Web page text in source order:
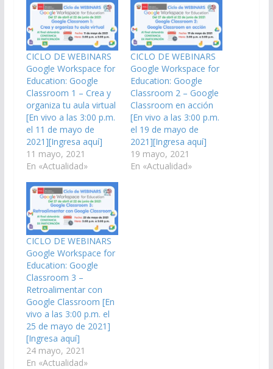
CICLO DE WEBINARS
Google Workspace for
Education: Google
Classroom 1 – Crea y
organiza tu aula virtual
[En vivo a las 3:00 p.m.
el 11 de mayo de
2021][Ingresa aquí]
11 mayo, 2021
En «Actualidad»
CICLO DE WEBINARS
Google Workspace for
Education: Google
Classroom 2 – Google
Classroom en acción
[En vivo a las 3:00 p.m.
el 19 de mayo de
2021][Ingresa aquí]
19 mayo, 2021
En «Actualidad»
CICLO DE WEBINARS
Google Workspace for
Education: Google
Classroom 3 –
Retroalimentar con
Google Classroom [En
vivo a las 3:00 p.m. el
25 de mayo de 2021]
[Ingresa aquí]
24 mayo, 2021
En «Actualidad»